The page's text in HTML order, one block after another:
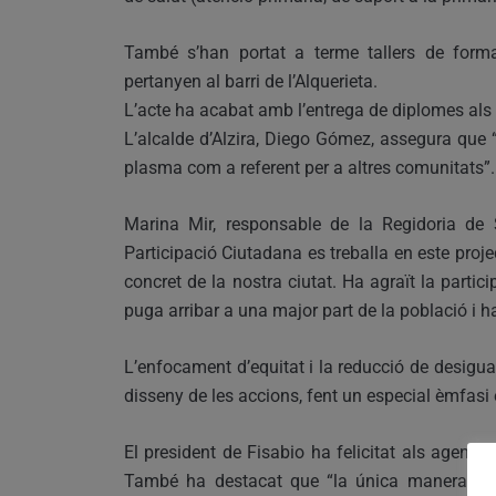
També s’han portat a terme tallers de
pertanyen al barri de l’Alquerieta.
L’acte ha acabat amb l’entrega de diplomes
L’alcalde d’Alzira, Diego Gómez, assegura
plasma com a referent per a altres comunitats”.
Marina Mir, responsable de la Regidoria
Participació Ciutadana es treballa en este
concret de la nostra ciutat. Ha agraït la
puga arribar a una major part de la població i
L’enfocament d’equitat i la reducció de
disseny de les accions, fent un especial
El president de Fisabio ha felicitat als agents
També ha destacat que “la única manera